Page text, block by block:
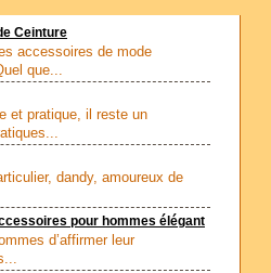
Ceinture
accessoires de mode
que...
et pratique, il reste un
dandy, amoureux de
pour hommes élégant
d’affirmer leur